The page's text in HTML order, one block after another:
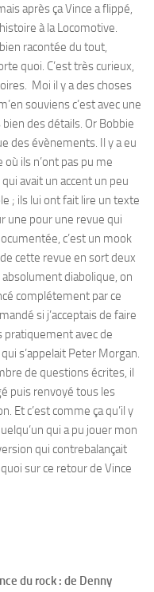
après ça Vince a flippé,
à la Locomotive.
racontée du tout,
quoi. C’est très curieux,
Moi il y a des choses
souviens c’est avec une
des détails. Or Bobbie
des évènements. Il y a eu
ils n’ont pas pu me
avait un accent un peu
; ils lui ont fait lire un texte
une pour une revue qui
c’est un mook
cette revue en sort deux
diabolique, on
complétement par ce
si j’acceptais de faire
pratiquement avec de
s’appelait Peter Morgan.
de questions écrites, il
puis renvoyé tous les
Et c’est comme ça qu’il y
qui a pu jouer mon
qui contrebalançait
sur ce retour de Vince
du rock : de Denny